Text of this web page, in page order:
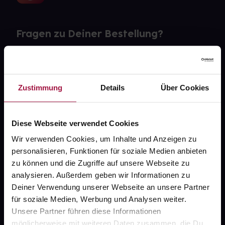
Zustimmung Details Über Cookies
Diese Webseite verwendet Cookies
Wir verwenden Cookies, um Inhalte und Anzeigen zu
personalisieren, Funktionen für soziale Medien anbieten
zu können und die Zugriffe auf unsere Webseite zu
analysieren. Außerdem geben wir Informationen zu
Deiner Verwendung unserer Webseite an unsere Partner
für soziale Medien, Werbung und Analysen weiter.
Unsere Partner führen diese Informationen
Fragen zu Deiner Bestellung?
Über uns
Karriere